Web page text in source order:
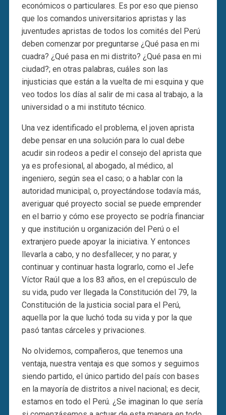
económicos o particulares. Es por eso que pienso
que los comandos universitarios apristas y las
juventudes apristas de todos los comités del Perú
deben comenzar por preguntarse ¿Qué pasa en mi
cuadra? ¿Qué pasa en mi distrito? ¿Qué pasa en mi
ciudad?; en otras palabras, cuáles son las
injusticias que están a la vuelta de mi esquina y que
veo todos los días al salir de mi casa al trabajo, a la
universidad o a mi instituto técnico.
Una vez identificado el problema, el joven aprista
debe pensar en una solución para lo cual debe
acudir sin rodeos a pedir el consejo del aprista que
ya es profesional, al abogado, al médico, al
ingeniero, según sea el caso; o a hablar con la
autoridad municipal; o, proyectándose todavía más,
averiguar qué proyecto social se puede emprender
en el barrio y cómo ese proyecto se podría financiar
y que institución u organización del Perú o el
extranjero puede apoyar la iniciativa. Y entonces
llevarla a cabo, y no desfallecer, y no parar, y
continuar y continuar hasta lograrlo, como el Jefe
Víctor Raúl que a los 83 años, en el crepúsculo de
su vida, pudo ver llegada la Constitución del 79, la
Constitución de la justicia social para el Perú,
aquella por la que luchó toda su vida y por la que
pasó tantas cárceles y privaciones.
No olvidemos, compañeros, que tenemos una
ventaja, nuestra ventaja es que somos y seguimos
siendo partido, el único partido del país con bases
en la mayoría de distritos a nivel nacional; es decir,
estamos en todo el Perú. ¿Se imaginan lo que sería